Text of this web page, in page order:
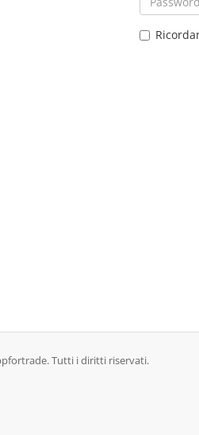
Tutti i diritti riservati.